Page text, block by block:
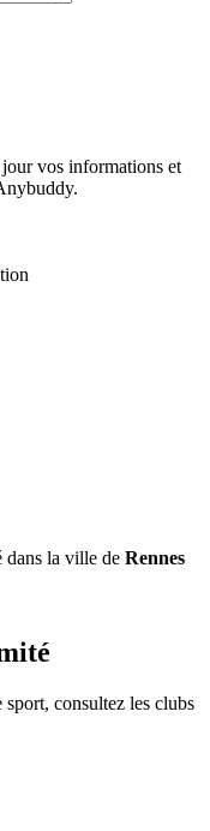
vos informations et
dans la ville de Rennes
sport, consultez les clubs